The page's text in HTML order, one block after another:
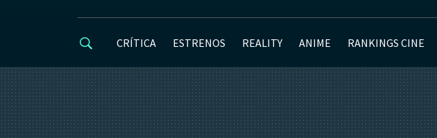
CRÍTICA ESTRENOS REALITY ANIME RANKINGS CINE